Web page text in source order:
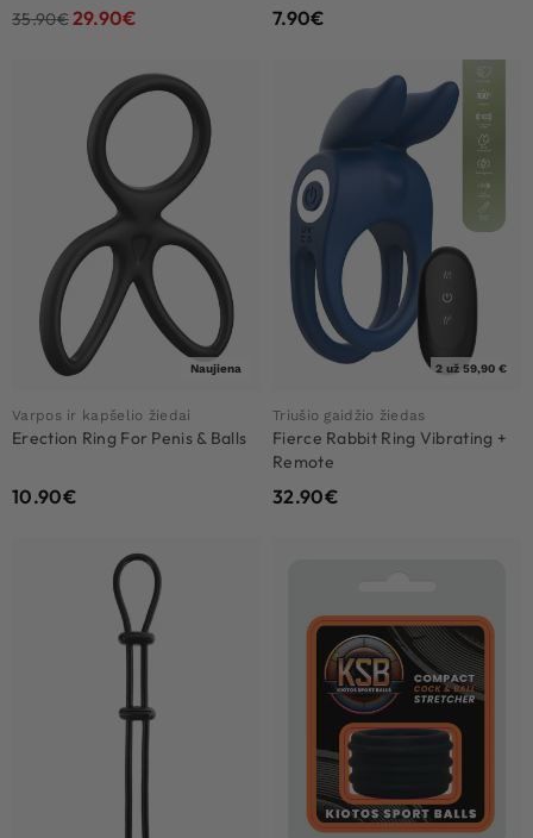
35.90€29.90€ 7.90€
Naujiena
Varpos ir kapšelio žiedai
Erection Ring For Penis & Balls
10.90€
2 už 59,90 €
Triušio gaidžio žiedas
Fierce Rabbit Ring Vibrating +
Remote
32.90€